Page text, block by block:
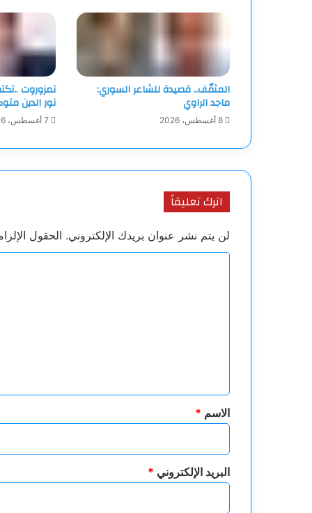
المثقّف.. قصيدة للشاعر السوري:
ماجد الراوي
8 أغسطس، 2026
تمزوروت
نور الدين
7 أغسطس، 2026
اترك تعليقاً
لن يتم نشر عنوان بريدك الإلكتروني. الحقول
*
الاسم *
البريد الإلكتروني *